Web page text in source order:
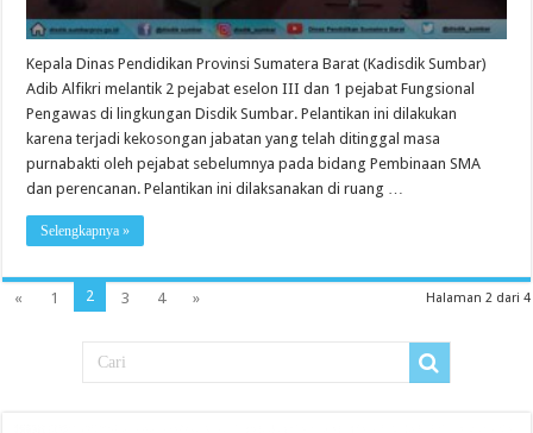
Kepala Dinas Pendidikan Provinsi Sumatera Barat (Kadisdik Sumbar)
Adib Alfikri melantik 2 pejabat eselon III dan 1 pejabat Fungsional
Pengawas di lingkungan Disdik Sumbar. Pelantikan ini dilakukan
karena terjadi kekosongan jabatan yang telah ditinggal masa
purnabakti oleh pejabat sebelumnya pada bidang Pembinaan SMA
dan perencanan. Pelantikan ini dilaksanakan di ruang …
Selengkapnya »
Halaman 2 dari 4
« 1 2 3 4 »